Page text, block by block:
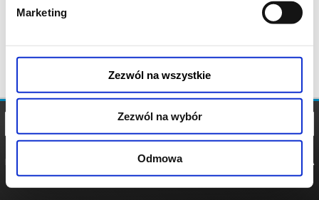
Marketing
Zezwól na wszystkie
Zezwól na wybór
Odmowa
POLITYKA
POLITYKA